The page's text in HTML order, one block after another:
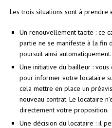
Les trois situations sont à prendre
Un renouvellement tacite : ce
partie ne se manifeste à la fin
poursuit ainsi automatiquement.
Une initiative du bailleur :
pour informer votre locataire
cela mettre en place un
nouveau contrat. Le locataire
directement votre proposition.
Une décision du locataire : il